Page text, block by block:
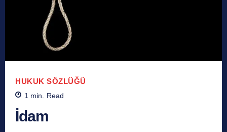
HUKUK SÖZLÜĞÜ
1 min. Read
İdam